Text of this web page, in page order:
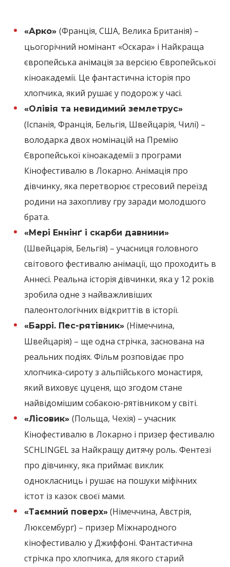
«Арко» (Франція, США, Велика Британія) –
цьогорічний номінант «Оскара» і Найкраща
європейська анімація за версією Європейської
кіноакадемії. Це фантастична історія про
хлопчика, який рушає у подорож у часі.
«Олівія та невидимий землетрус»
(Іспанія, Франція, Бельгія, Швейцарія, Чилі) –
володарка двох номінацій на Премію
Європейської кіноакадемії з програми
Кінофестивалю в Локарно. Анімація про
дівчинку, яка перетворює стресовий переїзд
родини на захопливу гру заради молодшого
брата.
«Мері Еннінґ і скарби давнини»
(Швейцарія, Бельгія) – учасниця головного
світового фестивалю анімації, що проходить в
Аннесі. Реальна історія дівчинки, яка у 12 років
зробила одне з найважливіших
палеонтологічних відкриттів в історії.
«Баррі. Пес-рятівник» (Німеччина,
Швейцарія) – ще одна стрічка, заснована на
реальних подіях. Фільм розповідає про
хлопчика-сироту з альпійського монастиря,
який виховує цуценя, що згодом стане
найвідомішим собакою-рятівником у світі.
«Лісовик» (Польща, Чехія) – учасник
Кінофестивалю в Локарно і призер фестивалю
SCHLINGEL за Найкращу дитячу роль. Фентезі
про дівчинку, яка приймає виклик
однокласниць і рушає на пошуки міфічних
істот із казок своєї мами.
«Таємний поверх» (Німеччина, Австрія,
Люксембург) – призер Міжнародного
кінофестивалю у Джиффоні. Фантастична
стрічка про хлопчика, для якого старий